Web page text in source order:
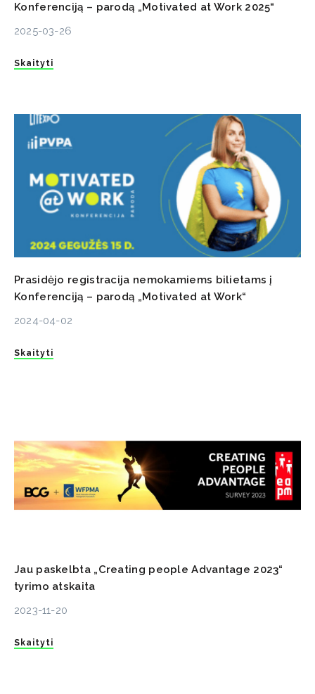
Konferenciją – parodą „Motivated at Work 2025“
2025-03-26
Skaityti
Prasidėjo registracija nemokamiems bilietams į
Konferenciją – parodą „Motivated at Work“
2024-04-02
Skaityti
Jau paskelbta „Creating people Advantage 2023“
tyrimo atskaita
2023-11-20
Skaityti